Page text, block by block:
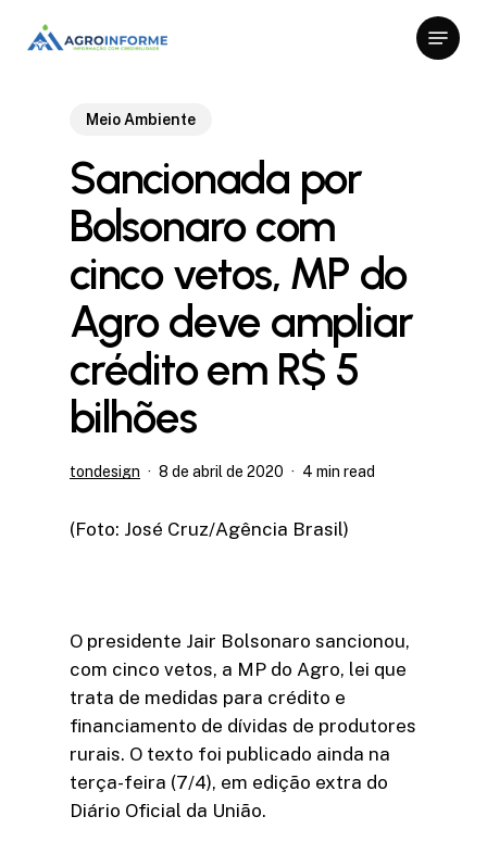
Menu
Meio Ambiente
Sancionada por
Bolsonaro com
cinco vetos, MP do
Agro deve ampliar
crédito em R$ 5
bilhões
tondesign 8 de abril de 2020 4 min read
(Foto: José Cruz/Agência Brasil)
O presidente Jair Bolsonaro sancionou,
com cinco vetos, a MP do Agro, lei que
trata de medidas para crédito e
financiamento de dívidas de produtores
rurais. O texto foi publicado ainda na
terça-feira (7/4), em edição extra do
Diário Oficial da União.